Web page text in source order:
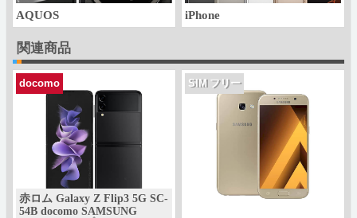
AQUOS iPhone
関連商品
docomo
赤ロム Galaxy Z Flip3 5G SC-
54B docomo SAMSUNG
SIM フリー